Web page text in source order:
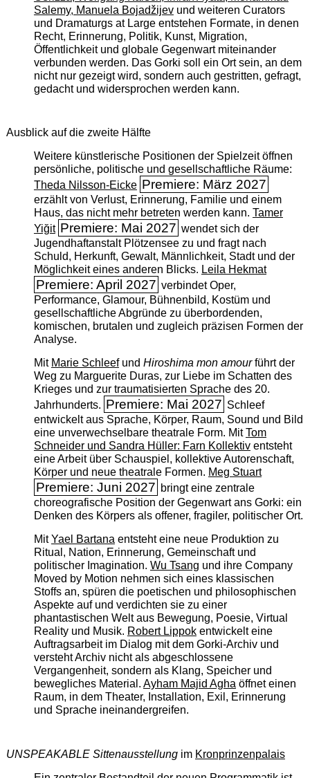
Salemy, Manuela Bojadžijevund weiteren Curators
und Dramaturgs at Large entstehen Formate, in denen
Recht, Erinnerung, Politik, Kunst, Migration,
Öffentlichkeit und globale Gegenwart miteinander
verbunden werden. Das Gorki soll ein Ort sein, an dem
nicht nur gezeigt wird, sondern auch gestritten, gefragt,
gedacht und widersprochen werden kann.
Ausblick auf die zweite Hälfte
Weitere künstlerische Positionen der Spielzeit öffnen
persönliche, politische und gesellschaftliche Räume:
Theda Nilsson-Eicke Premiere: März 2027
erzählt von Verlust, Erinnerung, Familie und einem
Haus, das nicht mehr betreten werden kann. Tamer
Yiğit Premiere: Mai 2027 wendet sich der
Jugendhaftanstalt Plötzensee zu und fragt nach
Schuld, Herkunft, Gewalt, Männlichkeit, Stadt und der
Möglichkeit eines anderen Blicks. Leila Hekmat
Premiere: April 2027 verbindet Oper,
Performance, Glamour, Bühnenbild, Kostüm und
gesellschaftliche Abgründe zu überbordenden,
komischen, brutalen und zugleich präzisen Formen der
Analyse.
Mit Marie Schleefund Hiroshima mon amourführt der
Weg zu Marguerite Duras, zur Liebe im Schatten des
Krieges und zur traumatisierten Sprache des 20.
Jahrhunderts. Premiere: Mai 2027 Schleef
entwickelt aus Sprache, Körper, Raum, Sound und Bild
eine unverwechselbare theatrale Form. MitTom
Schneider und Sandra Hüller: Farn Kollektiventsteht
eine Arbeit über Schauspiel, kollektive Autorenschaft,
Körper und neue theatrale Formen. Meg Stuart
Premiere: Juni 2027 bringt eine zentrale
choreografische Position der Gegenwart ans Gorki: ein
Denken des Körpers als offener, fragiler, politischer Ort.
MitYael Bartanaentsteht eine neue Produktion zu
Ritual, Nation, Erinnerung, Gemeinschaft und
politischer Imagination. Wu Tsang und ihre Company
Moved by Motion nehmen sich eines klassischen
Stoffs an, spüren die poetischen und philosophischen
Aspekte auf und verdichten sie zu einer
phantastischen Welt aus Bewegung, Poesie, Virtual
Reality und Musik. Robert Lippokentwickelt eine
Auftragsarbeit im Dialog mit dem Gorki-Archiv und
versteht Archiv nicht als abgeschlossene
Vergangenheit, sondern als Klang, Speicher und
bewegliches Material. Ayham Majid Aghaöffnet einen
Raum, in dem Theater, Installation, Exil, Erinnerung
und Sprache ineinandergreifen.
UNSPEAKABLE Sittenausstellungim Kronprinzenpalais